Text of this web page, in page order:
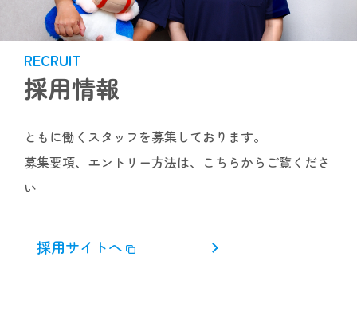
RECRUIT
採用情報
ともに働くスタッフを募集しております。
募集要項、エントリー方法は、こちらからご覧くださ
い
採用サイトへ